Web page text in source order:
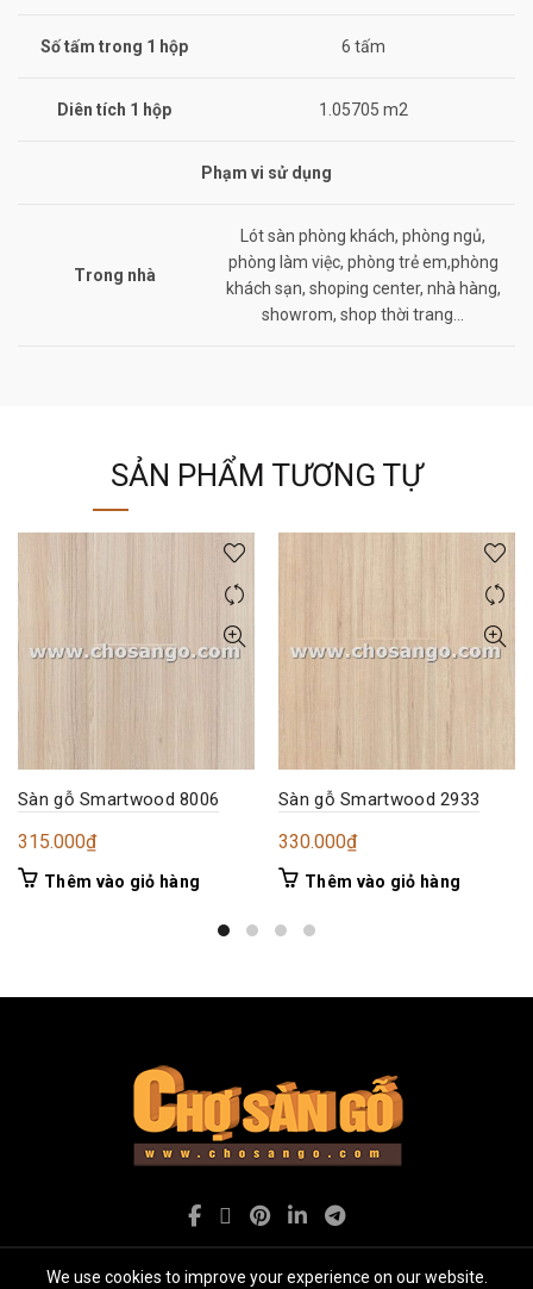
Số tấm trong 1 hộp 6 tấm
Diên tích 1 hộp 1.05705 m2
Phạm vi sử dụng
Trong nhà
Lót sàn phòng khách, phòng ngủ,
phòng làm việc, phòng trẻ em,phòng
khách sạn, shoping center, nhà hàng,
showrom, shop thời trang…
SẢN PHẨM TƯƠNG TỰ
Sàn gỗ Smartwood 8006
315.000₫
Thêm vào giỏ hàng
Sàn gỗ Smartwood 2933
330.000₫
Thêm vào giỏ hàng
We use cookies to improve your experience on our website.